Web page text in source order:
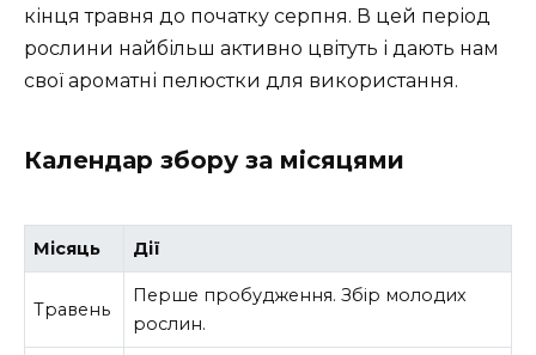
кінця травня до початку серпня. В цей період
рослини найбільш активно цвітуть і дають нам
свої ароматні пелюстки для використання.
Календар збору за місяцями
Місяць Дії
Травень
Перше пробудження. Збір молодих
рослин.